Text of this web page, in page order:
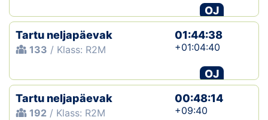
OJ
Tartu neljapäevak
133 / Klass: R2M
01:44:38
+01:04:40
OJ
Tartu neljapäevak
192 / Klass: R2M
00:48:14
+09:40